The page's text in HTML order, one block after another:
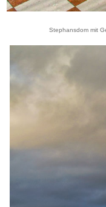
Stephansdom mit